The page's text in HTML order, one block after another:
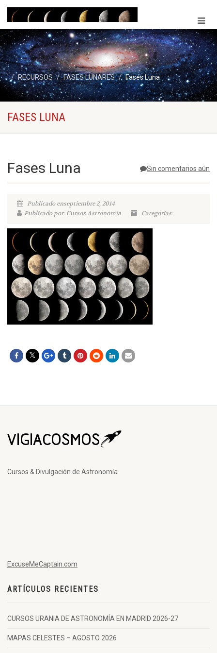
RECURSOS FASES LUNARES Fases Luna
FASES LUNA
Sin comentarios aún
Fases Luna
Publicado enseptiembre 2, 2014
Publicado por: Cursos Astronomía
Categorías:
Cursos & Divulgación de Astronomía
ExcuseMeCaptain.com
ARTÍCULOS RECIENTES
CURSOS URANIA DE ASTRONOMÍA EN MADRID 2026-27
MAPAS CELESTES – AGOSTO 2026